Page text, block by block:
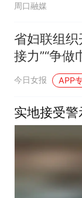
周口融媒
省妇联组织
接力”“争做
集推选活动
今日女报 APP
实地接受